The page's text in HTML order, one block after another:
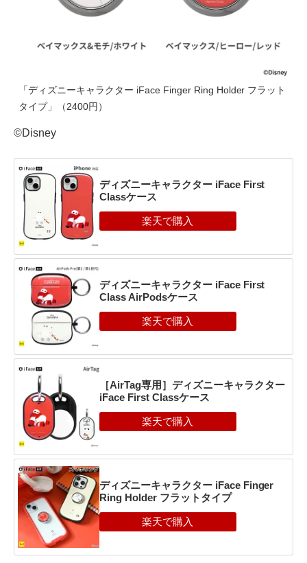
「ディズニーキャラクター iFace Finger Ring Holder フラット
タイプ」（2400円）
©Disney
ディズニーキャラクター iFace First
Classケース
ディズニーキャラクター iFace First
Class AirPodsケース
［AirTag専用］ディズニーキャラクター
iFace First Classケース
ディズニーキャラクター iFace Finger
Ring Holder フラットタイプ